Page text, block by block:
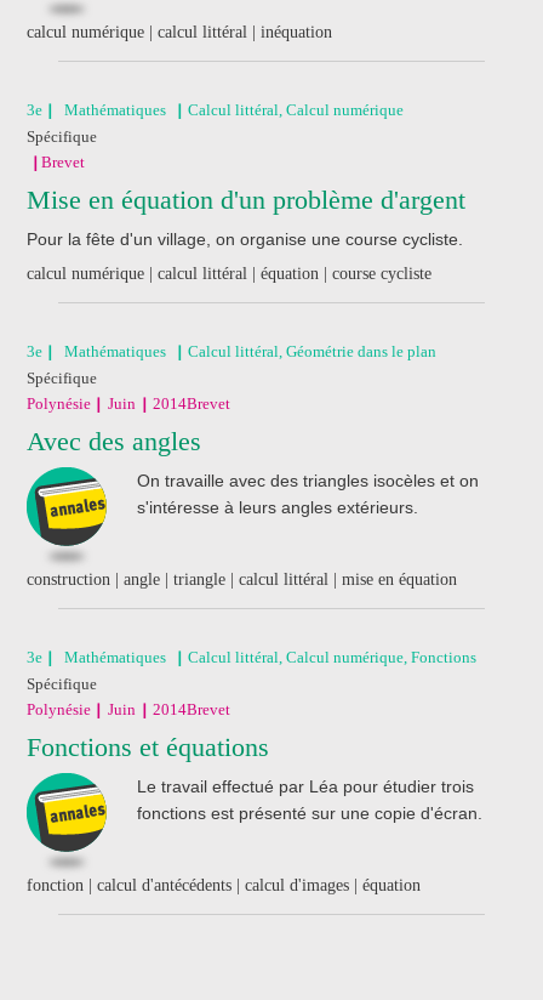
calcul numérique | calcul littéral | inéquation
3e Mathématiques
Calcul littéral, Calcul numérique
Spécifique
Brevet
Mise en équation d'un problème d'argent
Pour la fête d'un village, on organise une course cycliste.
calcul numérique | calcul littéral | équation | course cycliste
3e Mathématiques
Calcul littéral, Géométrie dans le plan
Spécifique
Polynésie
Juin 2014Brevet
Avec des angles
On travaille avec des triangles isocèles et on
s'intéresse à leurs angles extérieurs.
construction | angle | triangle | calcul littéral | mise en équation
3e Mathématiques
Calcul littéral, Calcul numérique, Fonctions
Spécifique
Polynésie
Juin 2014Brevet
Fonctions et équations
Le travail effectué par Léa pour étudier trois
fonctions est présenté sur une copie d'écran.
fonction | calcul d'antécédents | calcul d'images | équation